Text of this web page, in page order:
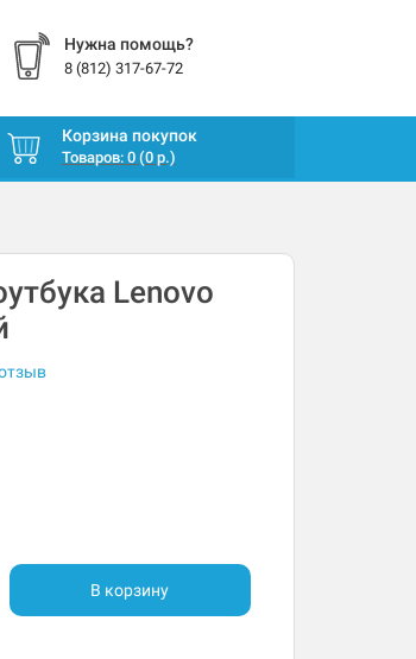
Нужна помощь?
8 (812) 317-67-72
Корзина покупок
Товаров: 0 (0 р.)
Lenovo
В корзину